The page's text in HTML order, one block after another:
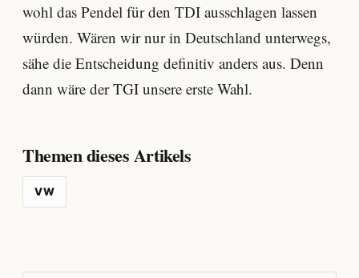
wohl das Pendel für den TDI ausschlagen lassen
würden. Wären wir nur in Deutschland unterwegs,
sähe die Entscheidung definitiv anders aus. Denn
dann wäre der TGI unsere erste Wahl.
Themen dieses Artikels
VW